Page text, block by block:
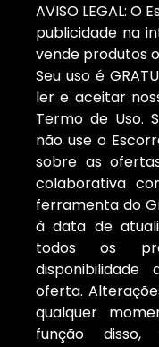
AVISO LEGAL: O
publicidade na
vende produtos
Seu uso é
ler e aceitar
Termo de Uso.
não use o
sobre as
colaborativa
ferramenta do
à data de
todos os
oferta.
qualquer
função